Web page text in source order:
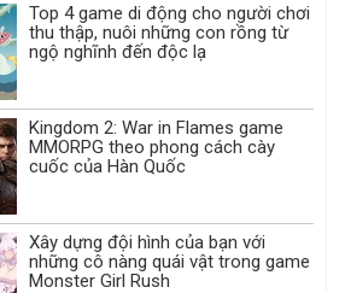
Top 4 game di động cho người chơi
thu thập, nuôi những con rồng từ
ngộ nghĩnh đến độc lạ
Kingdom 2: War in Flames game
MMORPG theo phong cách cày
cuốc của Hàn Quốc
Xây dựng đội hình của bạn với
những cô nàng quái vật trong game
Monster Girl Rush